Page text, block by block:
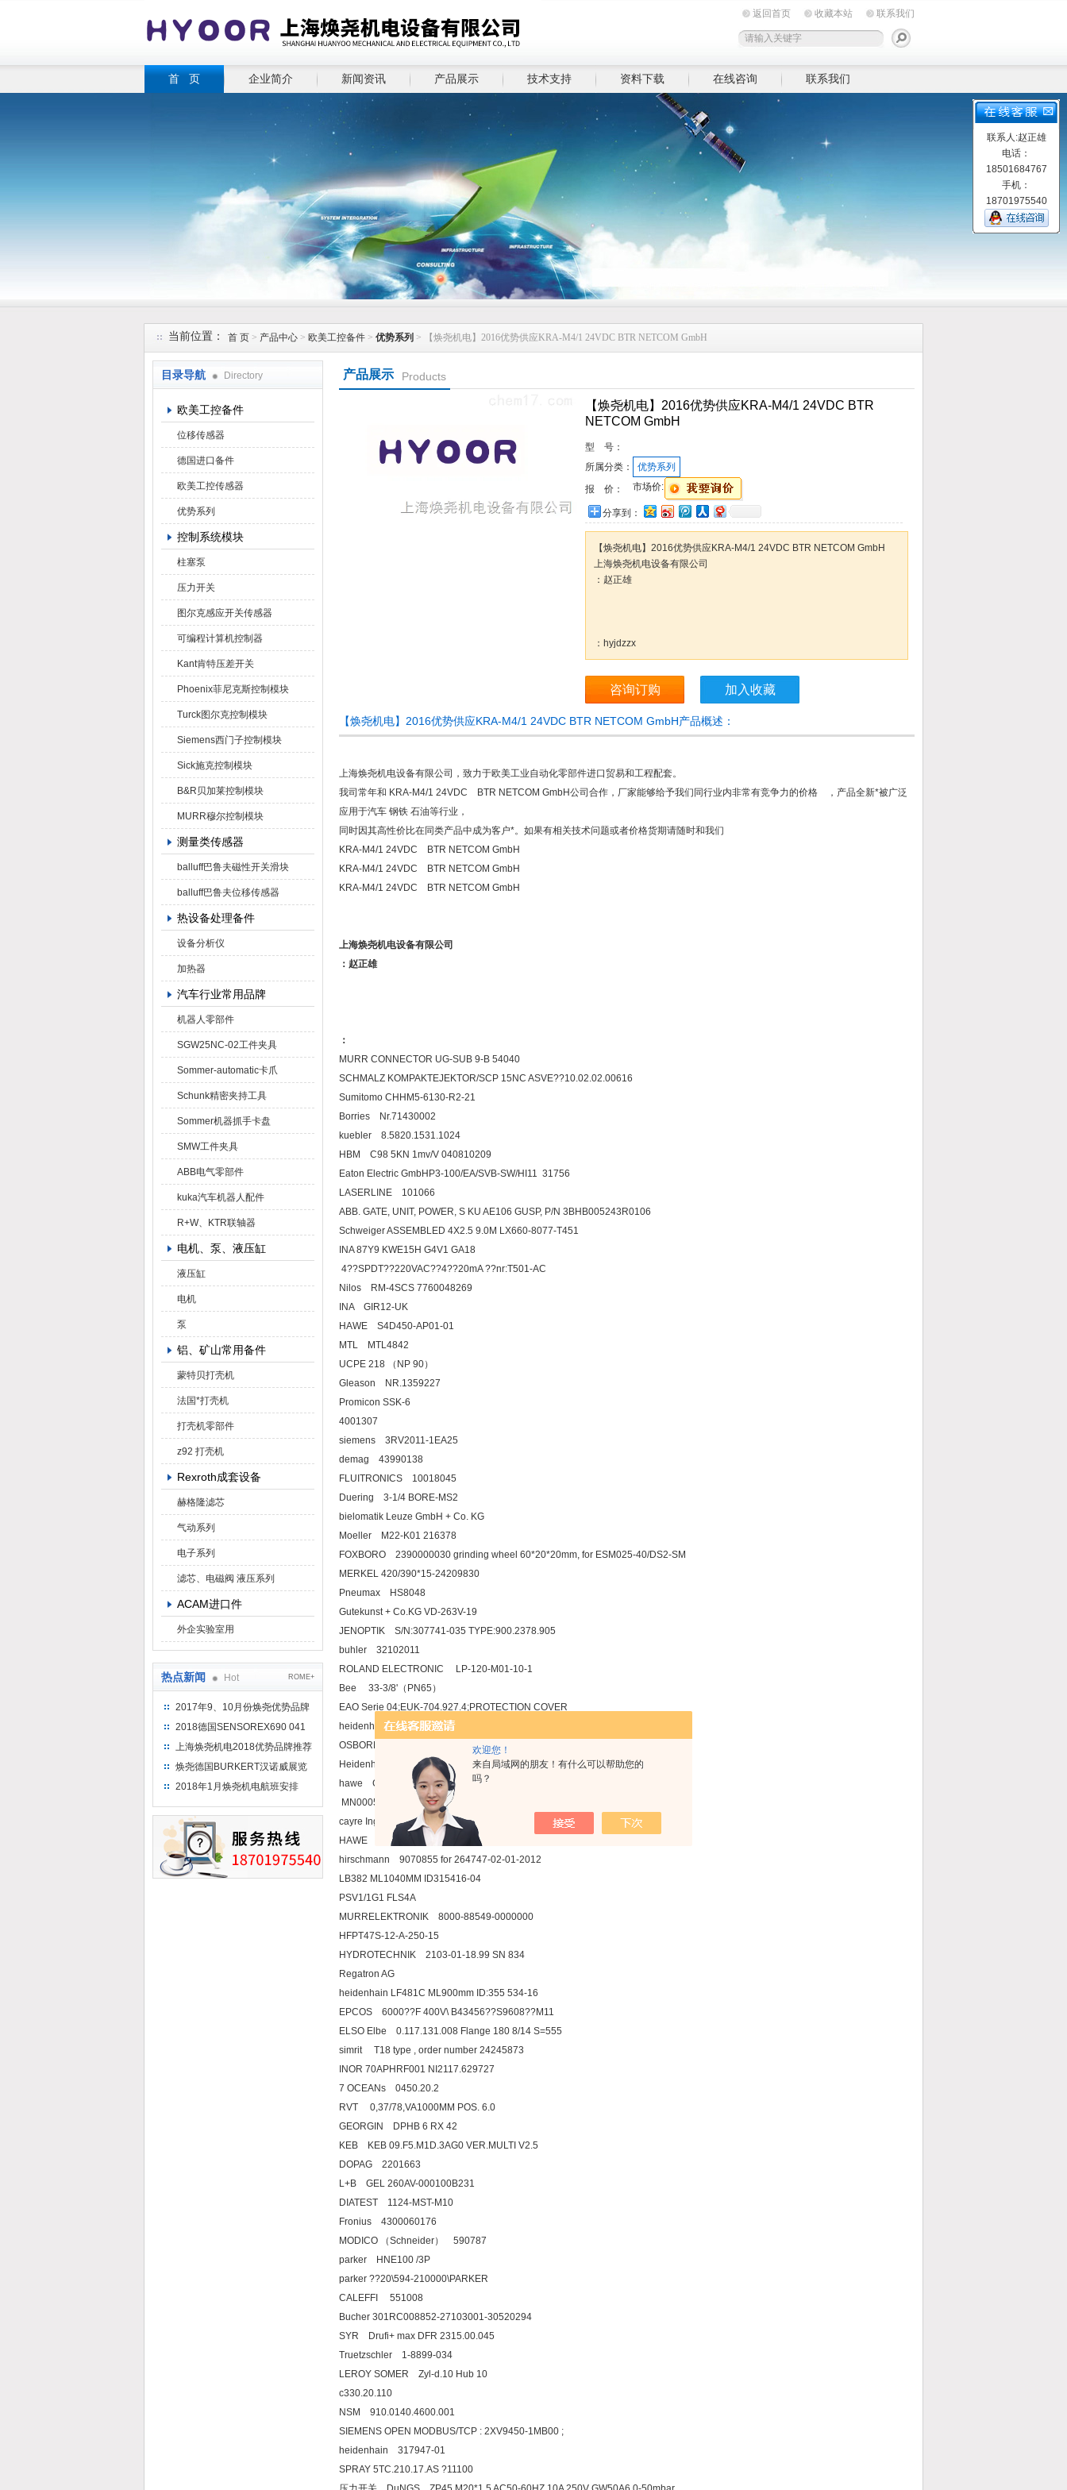
欢迎您！
来自局域网的朋友！有什么可以帮助您的
吗？
返回首页 收藏本站 联系我们
首 页 企业简介 新闻资讯 产品展示 技术支持 资料下载 在线咨询 联系我们
当前位置： 首 页 > 产品中心 > 欧美工控备件 > 优势系列 > 【焕尧机电】2016优势供应KRA-M4/1 24VDC BTR NETCOM GmbH
目录导航 Directory
欧美工控备件
位移传感器
德国进口备件
欧美工控传感器
优势系列
控制系统模块
柱塞泵
压力开关
图尔克感应开关传感器
可编程计算机控制器
Kant肯特压差开关
Phoenix菲尼克斯控制模块
Turck图尔克控制模块
Siemens西门子控制模块
Sick施克控制模块
B&R贝加莱控制模块
MURR穆尔控制模块
测量类传感器
balluff巴鲁夫磁性开关滑块
balluff巴鲁夫位移传感器
热设备处理备件
设备分析仪
加热器
汽车行业常用品牌
机器人零部件
SGW25NC-02工件夹具
Sommer-automatic卡爪
Schunk精密夹持工具
Sommer机器抓手卡盘
SMW工件夹具
ABB电气零部件
kuka汽车机器人配件
R+W、KTR联轴器
电机、泵、液压缸
液压缸
电机
泵
铝、矿山常用备件
蒙特贝打壳机
法国*打壳机
打壳机零部件
z92 打壳机
Rexroth成套设备
赫格隆滤芯
气动系列
电子系列
滤芯、电磁阀 液压系列
ACAM进口件
外企实验室用
热点新闻 Hot ROME+
2017年9、10月份焕尧优势品牌
推荐
2018德国SENSOREX690 041
415 D
上海焕尧机电2018优势品牌推荐
焕尧德国BURKERT汉诺威展览
（2018）
2018年1月焕尧机电航班安排
产品展示 Products
【焕尧机电】2016优势供应KRA-M4/1 24VDC BTR
NETCOM GmbH
型 号：
所属分类：
优势系列
报 价：
市场价:
分享到：
【焕尧机电】2016优势供应KRA-M4/1 24VDC BTR NETCOM GmbH
上海焕尧机电设备有限公司
：赵正雄
：hyjdzzx
咨询订购 加入收藏
【焕尧机电】2016优势供应KRA-M4/1 24VDC BTR NETCOM GmbH产品概述：
上海焕尧机电设备有限公司，致力于欧美工业自动化零部件进口贸易和工程配套。
我司常年和 KRA-M4/1 24VDC BTR NETCOM GmbH公司合作，厂家能够给予我们同行业内非常有竞争力的价格 ，产品全新*被广泛
应用于汽车 钢铁 石油等行业，
同时因其高性价比在同类产品中成为客户*。如果有相关技术问题或者价格货期请随时和我们
KRA-M4/1 24VDC BTR NETCOM GmbH
KRA-M4/1 24VDC BTR NETCOM GmbH
KRA-M4/1 24VDC BTR NETCOM GmbH
上海焕尧机电设备有限公司
：赵正雄
：
MURR CONNECTOR UG-SUB 9-B 54040
SCHMALZ KOMPAKTEJEKTOR/SCP 15NC ASVE??10.02.02.00616
Sumitomo CHHM5-6130-R2-21
Borries Nr.71430002
kuebler 8.5820.1531.1024
HBM C98 5KN 1mv/V 040810209
Eaton Electric GmbHP3-100/EA/SVB-SW/HI11 31756
LASERLINE 101066
ABB. GATE, UNIT, POWER, S KU AE106 GUSP, P/N 3BHB005243R0106
Schweiger ASSEMBLED 4X2.5 9.0M LX660-8077-T451
INA 87Y9 KWE15H G4V1 GA18
4??SPDT??220VAC??4??20mA ??nr:T501-AC
Nilos RM-4SCS 7760048269
INA GIR12-UK
HAWE S4D450-AP01-01
MTL MTL4842
UCPE 218 （NP 90）
Gleason NR.1359227
Promicon SSK-6
4001307
siemens 3RV2011-1EA25
demag 43990138
FLUITRONICS 10018045
Duering 3-1/4 BORE-MS2
bielomatik Leuze GmbH + Co. KG
Moeller M22-K01 216378
FOXBORO 2390000030 grinding wheel 60*20*20mm, for ESM025-40/DS2-SM
MERKEL 420/390*15-24209830
Pneumax HS8048
Gutekunst + Co.KG VD-263V-19
JENOPTIK S/N:307741-035 TYPE:900.2378.905
buhler 32102011
ROLAND ELECTRONIC LP-120-M01-10-1
Bee 33-3/8'（PN65）
EAO Serie 04;EUK-704.927.4;PROTECTION COVER
heidenhain 572250-03
OSBORN HPCA62
Heidenhain 735117-02
hawe GR 2-3-G 24
MN000540A2
cayre Ing.A.di Giorgio Bechis&C.S.a.s VKLP/85 1" gas
HAWE ELGE1-0100P531 No.2032041
hirschmann 9070855 for 264747-02-01-2012
LB382 ML1040MM ID315416-04
PSV1/1G1 FLS4A
MURRELEKTRONIK 8000-88549-0000000
HFPT47S-12-A-250-15
HYDROTECHNIK 2103-01-18.99 SN 834
Regatron AG
heidenhain LF481C ML900mm ID:355 534-16
EPCOS 6000??F 400V\ B43456??S9608??M11
ELSO Elbe 0.117.131.008 Flange 180 8/14 S=555
simrit T18 type , order number 24245873
INOR 70APHRF001 NI2117.629727
7 OCEANs 0450.20.2
RVT 0,37/78,VA1000MM POS. 6.0
GEORGIN DPHB 6 RX 42
KEB KEB 09.F5.M1D.3AG0 VER.MULTI V2.5
DOPAG 2201663
L+B GEL 260AV-000100B231
DIATEST 1124-MST-M10
Fronius 4300060176
MODICO （Schneider） 590787
parker HNE100 /3P
parker ??20\594-210000\PARKER
CALEFFI 551008
Bucher 301RC008852-27103001-30520294
SYR Drufi+ max DFR 2315.00.045
Truetzschler 1-8899-034
LEROY SOMER Zyl-d.10 Hub 10
c330.20.110
NSM 910.0140.4600.001
SIEMENS OPEN MODBUS/TCP : 2XV9450-1MB00 ;
heidenhain 317947-01
SPRAY 5TC.210.17.AS ?11100
联系人:赵正雄
电话：
18501684767
手机：
18701975540